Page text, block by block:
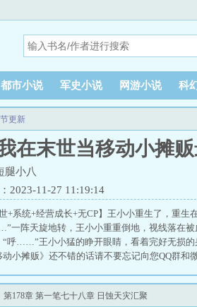
都市小说 军史小说 网游小说 科
更新
在末世当移动小摊
腿小八
2023-11-27 11:19:14
世+系统+经营成长+无CP】王小小重生了，重
一阵天旋地转，王小小重重倒地，视线落在
“呼……”王小小猛的睁开眼睛，看着完好无损
小摊贩》还不错的话请不要忘记向您QQ群和
178章 第一笔七十八章 日蚀天灾汇聚